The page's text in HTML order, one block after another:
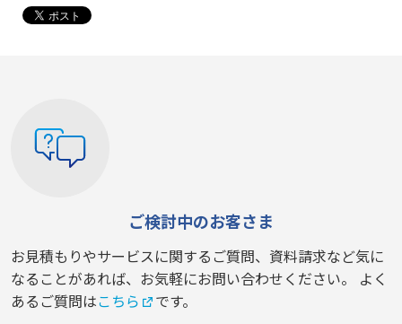
ご検討中のお客さま
お見積もりやサービスに関するご質問、資料請求など気に
なることがあれば、お気軽にお問い合わせください。 よく
あるご質問はこちら です。